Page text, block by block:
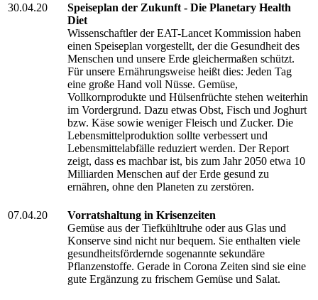
30.04.20
Speiseplan der Zukunft - Die Planetary Health
Diet
Wissenschaftler der EAT-Lancet Kommission haben
einen Speiseplan vorgestellt, der die Gesundheit des
Menschen und unsere Erde gleichermaßen schützt.
Für unsere Ernährungsweise heißt dies: Jeden Tag
eine große Hand voll Nüsse. Gemüse,
Vollkornprodukte und Hülsenfrüchte stehen weiterhin
im Vordergrund. Dazu etwas Obst, Fisch und Joghurt
bzw. Käse sowie weniger Fleisch und Zucker. Die
Lebensmittelproduktion sollte verbessert und
Lebensmittelabfälle reduziert werden. Der Report
zeigt, dass es machbar ist, bis zum Jahr 2050 etwa 10
Milliarden Menschen auf der Erde gesund zu
ernähren, ohne den Planeten zu zerstören.
07.04.20
Vorratshaltung in Krisenzeiten
Gemüse aus der Tiefkühltruhe oder aus Glas und
Konserve sind nicht nur bequem. Sie enthalten viele
gesundheitsfördernde sogenannte sekundäre
Pflanzenstoffe. Gerade in Corona Zeiten sind sie eine
gute Ergänzung zu frischem Gemüse und Salat.